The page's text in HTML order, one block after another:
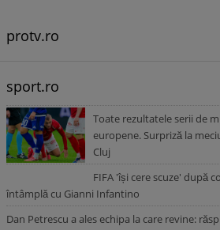
protv.ro
sport.ro
Toate rezultatele serii de
europene. Surpriză la
Cluj
FIFA 'își cere scuze' după
întâmplă cu Gianni Infantino
Dan Petrescu a ales echipa la care revine: